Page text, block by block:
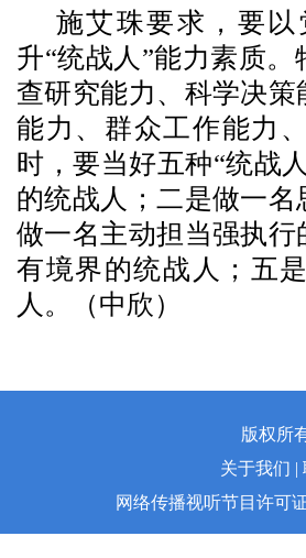
施艾珠要求，要
升“统战人”能力素质
查研究能力、科学决
能力、群众工作能力
时，要当好五种“统战
的统战人；二是做一
做一名主动担当强执
有境界的统战人；五
人。（中欣）
版权所
关于我们 |
网络传播视听节目许可